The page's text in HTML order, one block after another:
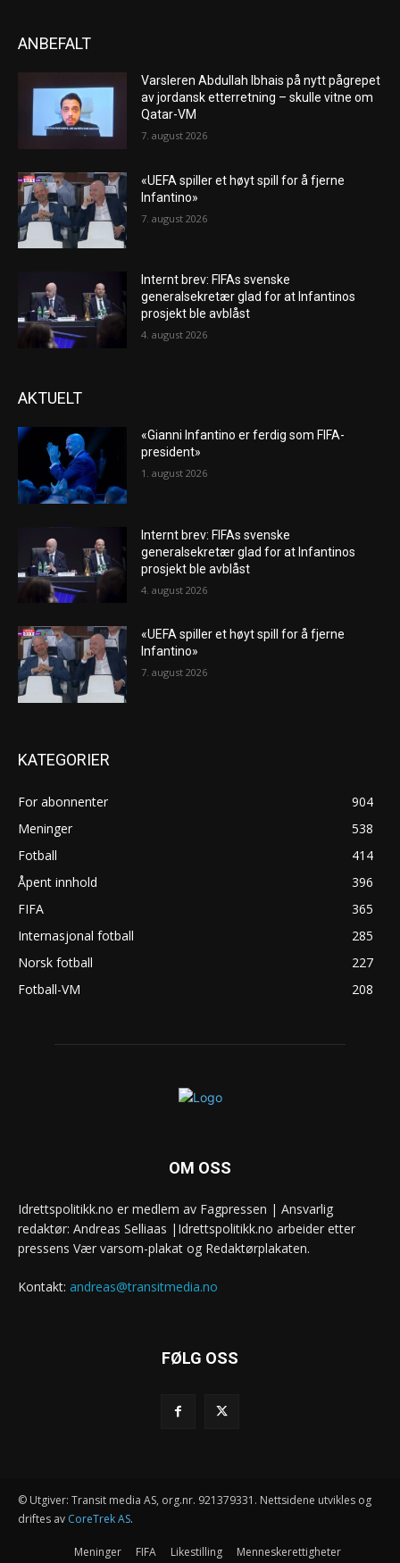
ANBEFALT
Varsleren Abdullah Ibhais på nytt pågrepet
av jordansk etterretning – skulle vitne om
Qatar-VM
7. august 2026
«UEFA spiller et høyt spill for å fjerne
Infantino»
7. august 2026
Internt brev: FIFAs svenske
generalsekretær glad for at Infantinos
prosjekt ble avblåst
4. august 2026
AKTUELT
«Gianni Infantino er ferdig som FIFA-
president»
1. august 2026
Internt brev: FIFAs svenske
generalsekretær glad for at Infantinos
prosjekt ble avblåst
4. august 2026
«UEFA spiller et høyt spill for å fjerne
Infantino»
7. august 2026
KATEGORIER
For abonnenter
904
Meninger
538
Fotball
414
Åpent innhold
396
FIFA
365
Internasjonal fotball
285
Norsk fotball
227
Fotball-VM
208
OM OSS
Idrettspolitikk.no er medlem av Fagpressen | Ansvarlig
redaktør: Andreas Selliaas |Idrettspolitikk.no arbeider etter
pressens Vær varsom-plakat og Redaktørplakaten.
Kontakt: andreas@transitmedia.no
FØLG OSS
© Utgiver: Transit media AS, org.nr. 921379331. Nettsidene utvikles og
driftes av CoreTrek AS.
Meninger FIFA Likestilling Menneskerettigheter